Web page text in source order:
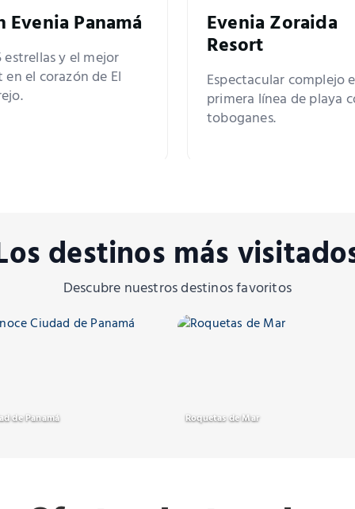
Evenia Panamá
estrellas y el mejor
el corazón de El
Evenia Zoraida
Resort
Espectacular complejo
primera línea de playa
toboganes.
destinos más
Descubre nuestros destinos favoritos
de Panamá Roquetas de Mar